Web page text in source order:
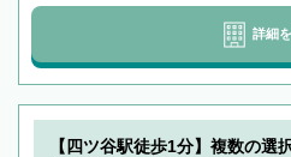
詳細
【四ツ谷駅徒歩1分】複数の選